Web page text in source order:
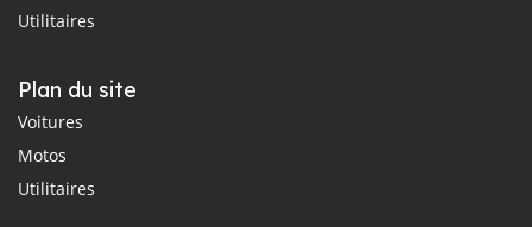
Utilitaires
Plan du site
Voitures
Motos
Utilitaires